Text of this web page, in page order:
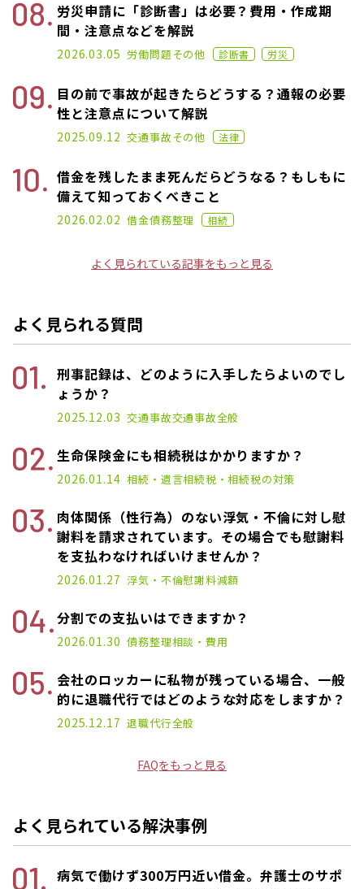
労災申請に「診断書」は必要？費用・作成期
間・注意点などを解説
2024.11.22
2026.03.05 労働問題その他 診断書 労災
目の前で事故が起きたらどうする？通報の必要
性と注意点について解説
2021.02.26
2025.09.12 交通事故その他 法律
借金を残したまま死んだらどうなる？もしもに
備えて知っておくべきこと
2021.02.26
2026.02.02 借金債務整理 相続
よく見られている記事をもっと見る
よく見られる質問
刑事記録は、どのように入手したらよいのでし
ょうか？
2025.12.03 交通事故交通事故全般
生命保険金にも相続税はかかりますか？
2026.01.14 相続・遺言相続税・相続税の対策
肉体関係（性行為）のない浮気・不倫に対し慰
謝料を請求されています。その場合でも慰謝料
を支払わなければいけませんか？
2026.01.27 浮気・不倫慰謝料減額
分割での支払いはできますか？
2026.01.30 債務整理相談・費用
会社のロッカーに私物が残っている場合、一般
的に退職代行ではどのような対応をしますか？
2025.12.17 退職代行全般
FAQをもっと見る
よく見られている解決事例
病気で働けず300万円近い借金。弁護士のサポ